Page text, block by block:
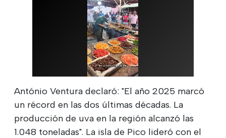
António Ventura declaró: "El año 2025 marcó
un récord en las dos últimas décadas. La
producción de uva en la región alcanzó las
1.048 toneladas". La isla de Pico lideró con el